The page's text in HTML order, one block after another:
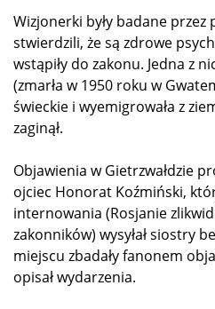
Wizjonerki były badane
stwierdzili, że są zdrowe
wstąpiły do zakonu. Jedna z
(zmarła w 1950 roku w
świeckie i wyemigrowała z
zaginął.
Objawienia w Gietrzwałdzie
ojciec Honorat Koźmiński,
internowania (Rosjanie
zakonników) wysyłał siostry
miejscu zbadały fanonem
opisał wydarzenia.